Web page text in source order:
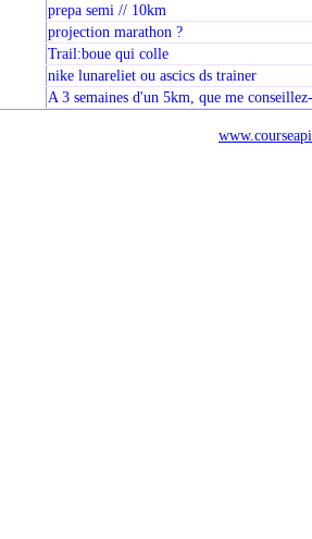
prepa semi // 10km
projection marathon ?
Trail:boue qui colle
nike lunareliet ou ascics ds trainer
A 3 semaines d'un 5km, que me